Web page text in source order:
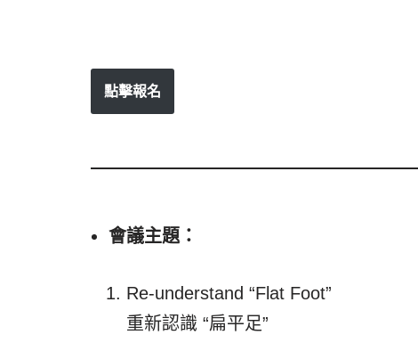
點擊報名
會議主題：
Re-understand “Flat Foot”
重新認識 “扁平足”